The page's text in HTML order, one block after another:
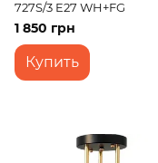
727S/3 E27 WH+FG
1 850 грн
Купить